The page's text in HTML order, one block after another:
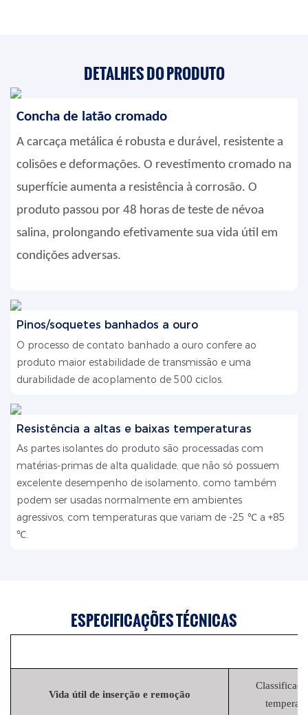
DETALHES DO PRODUTO
Concha de latão cromado
A carcaça metálica é robusta e durável, resistente a
colisões e deformações. O revestimento cromado na
superfície aumenta a resistência à corrosão. O
produto passou por 48 horas de teste de névoa
salina, prolongando efetivamente sua vida útil em
condições adversas.
Pinos/soquetes banhados a ouro
O processo de contato banhado a ouro confere ao
produto maior estabilidade de transmissão e uma
durabilidade de acoplamento de 500 ciclos.
Resistência a altas e baixas temperaturas
As partes isolantes do produto são processadas com
matérias-primas de alta qualidade, que não só possuem
excelente desempenho de isolamento, como também
podem ser usadas normalmente em ambientes
agressivos, com temperaturas que variam de -25 ℃ a +85
℃.
ESPECIFICAÇÕES TÉCNICAS
Vida útil de inserção e remoção